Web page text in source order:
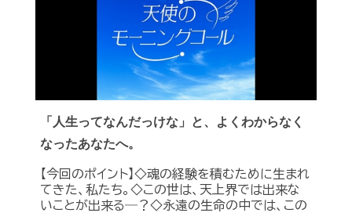
「人生ってなんだっけな」と、よくわからなく
なったあなたへ。
【今回のポイント】◇魂の経験を積むために生まれ
てきた、私たち。◇この世は、天上界では出来な
いことが出来る―？◇永遠の生命の中では、この